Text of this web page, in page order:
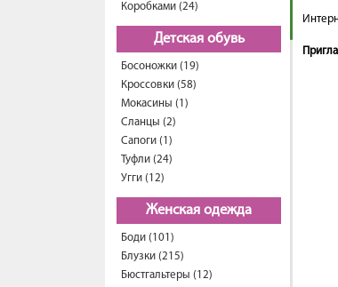
Коробками (24)
Детская обувь
Босоножки (19)
Кроссовки (58)
Мокасины (1)
Сланцы (2)
Сапоги (1)
Туфли (24)
Угги (12)
Женская одежда
Боди (101)
Блузки (215)
Бюстгальтеры (12)